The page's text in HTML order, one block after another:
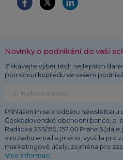
Novinky o podnikání do vaší
Získávejte výběr těch nejlepších
pomohou kupředu ve vašem
Přihlášením se k odběru newsletteru
Československé obchodní bance, a.
Radlická 333/150, 157 00 Praha 5
v rozsahu email a jméno, využila pro
marketingové účely, zejména pro
Více informací